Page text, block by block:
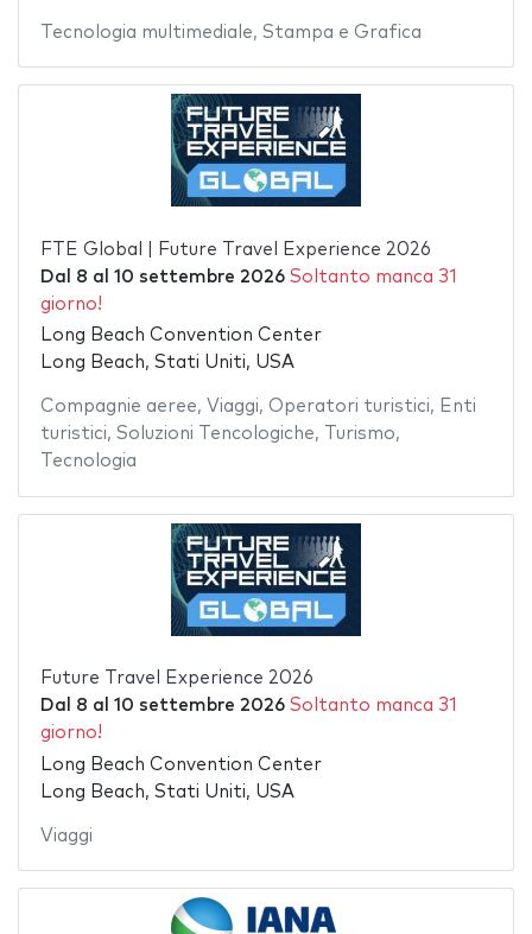
Tecnologia multimediale, Stampa e Grafica
FTE Global | Future Travel Experience 2026
Dal 8 al 10 settembre 2026 Soltanto manca 31
giorno!
Long Beach Convention Center
Long Beach, Stati Uniti, USA
Compagnie aeree, Viaggi, Operatori turistici, Enti
turistici, Soluzioni Tencologiche, Turismo,
Tecnologia
Future Travel Experience 2026
Dal 8 al 10 settembre 2026 Soltanto manca 31
giorno!
Long Beach Convention Center
Long Beach, Stati Uniti, USA
Viaggi